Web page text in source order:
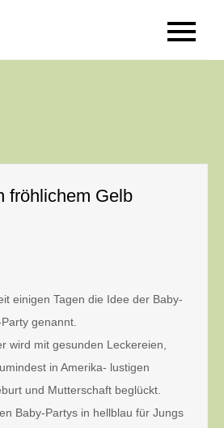
fröhlichem Gelb
einigen Tagen die Idee der Baby-
genannt.
wird mit gesunden Leckereien,
in Amerika- lustigen
und Mutterschaft beglückt.
Baby-Partys in hellblau für Jungs